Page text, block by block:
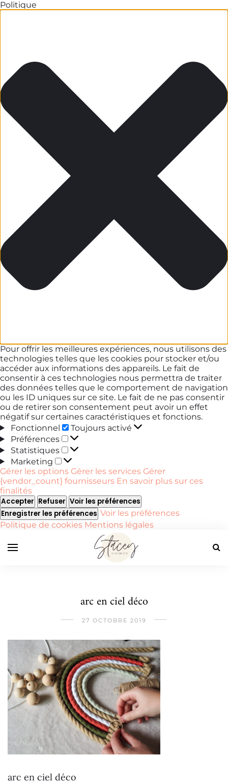
Politique
Pour offrir les meilleures expériences, nous utilisons des
technologies telles que les cookies pour stocker et/ou
accéder aux informations des appareils. Le fait de
consentir à ces technologies nous permettra de traiter
des données telles que le comportement de navigation
ou les ID uniques sur ce site. Le fait de ne pas consentir
ou de retirer son consentement peut avoir un effet
négatif sur certaines caractéristiques et fonctions.
Fonctionnel
Fonctionnel
Toujours activé
Préférences
Préférences
Statistiques
Statistiques
Marketing
Marketing
Gérer les options Gérer les services Gérer
{vendor_count} fournisseurs En savoir plus sur ces
finalités
Accepter Refuser Voir les préférences
Enregistrer les préférences Voir les préférences
Politique de cookies Mentions légales
arc en ciel déco
27 OCTOBRE 2019
arc en ciel déco